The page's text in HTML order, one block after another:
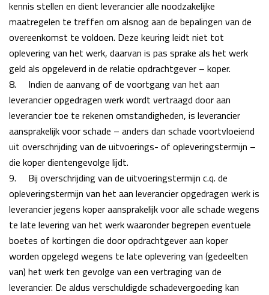
kennis stellen en dient leverancier alle noodzakelijke
maatregelen te treffen om alsnog aan de bepalingen van de
overeenkomst te voldoen. Deze keuring leidt niet tot
oplevering van het werk, daarvan is pas sprake als het werk
geld als opgeleverd in de relatie opdrachtgever – koper.
8.
Indien de aanvang of de voortgang van het aan
leverancier opgedragen werk wordt vertraagd door aan
leverancier toe te rekenen omstandigheden, is leverancier
aansprakelijk voor schade – anders dan schade voortvloeiend
uit overschrijding van de uitvoerings- of opleveringstermijn –
die koper dientengevolge lijdt.
9.
Bij overschrijding van de uitvoeringstermijn c.q. de
opleveringstermijn van het aan leverancieropgedragen werk is
leverancier jegens koper aansprakelijk voor alle schade wegens
te late levering van het werk waaronder begrepen eventuele
boetes of kortingen die door opdrachtgever aan koper
worden opgelegd wegens te late oplevering van (gedeelten
van) het werk ten gevolge van een vertraging van de
leverancier. De aldus verschuldigde schadevergoeding kan